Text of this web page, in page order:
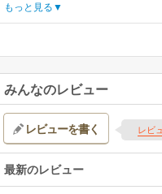
もっと見る
みんなのレビュー
レビューを書く レビ
最新のレビュー